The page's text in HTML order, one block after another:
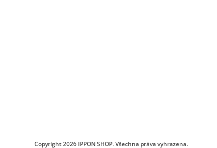
Copyright 2026 IPPON SHOP. Všechna práva vyhrazena.